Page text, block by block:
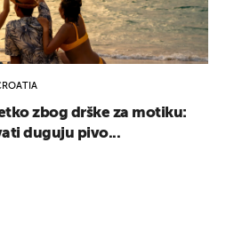
zbog drške za motiku:
duguju pivo...